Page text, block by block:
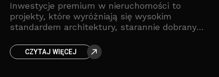
Inwestycje premium w nieruchomości to
projekty, które wyróżniają się wysokim
standardem architektury, starannie dobranymi
oraz kompleksowym podejściem do przestrzeni
– zarówno prywatnej, jak i wspólnej. To nie
CZYTAJ WIĘCEJ